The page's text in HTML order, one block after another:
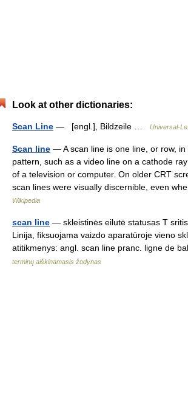
Look at other dictionaries:
Scan Line — [engl.], Bildzeile … Universal-
Scan line — A scan line is one line, or row, in
pattern, such as a video line on a cathode
of a television or computer. On older CRT
scan lines were visually discernible, even
Wikipedia
scan line — skleistinės eilutė statusas T
Linija, fiksuojama vaizdo aparatūroje vieno
atitikmenys: angl. scan line pranc. ligne de
terminų aiškinamasis žodynas